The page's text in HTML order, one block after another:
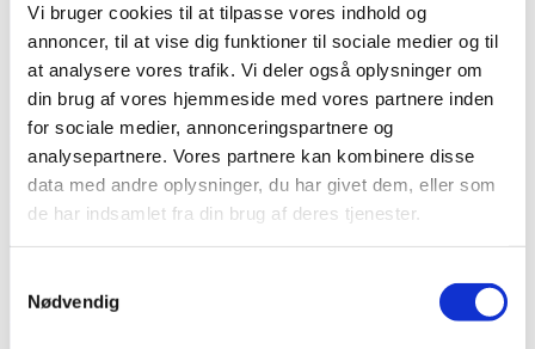
Vi bruger cookies til at tilpasse vores indhold og
annoncer, til at vise dig funktioner til sociale medier og til
at analysere vores trafik. Vi deler også oplysninger om
din brug af vores hjemmeside med vores partnere inden
for sociale medier, annonceringspartnere og
analysepartnere. Vores partnere kan kombinere disse
data med andre oplysninger, du har givet dem, eller som
de har indsamlet fra din brug af deres tjenester.
Nødvendig
Kontakt os
info@bringandclean.dk
+45 60 902 602
Company
Om os